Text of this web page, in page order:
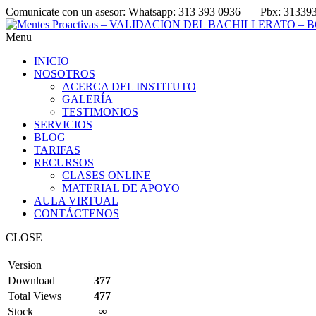
Comunicate con un asesor: Whatsapp: 313 393 0936 Pbx:
Menu
INICIO
NOSOTROS
ACERCA DEL INSTITUTO
GALERÍA
TESTIMONIOS
SERVICIOS
BLOG
TARIFAS
RECURSOS
CLASES ONLINE
MATERIAL DE APOYO
AULA VIRTUAL
CONTÁCTENOS
CLOSE
Version
Download
377
Total Views
477
Stock
∞